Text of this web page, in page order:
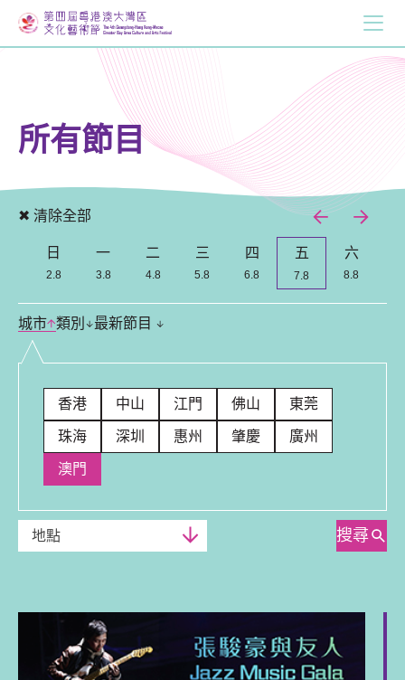
所有節目
✖ 清除全部
日 一 二 三 四 五 六
2.8 3.8 4.8 5.8 6.8 7.8 8.8
城市 類別 最新節目
香港 中山 江門 佛山 東莞
珠海 深圳 惠州 肇慶 廣州
澳門
地點 搜尋